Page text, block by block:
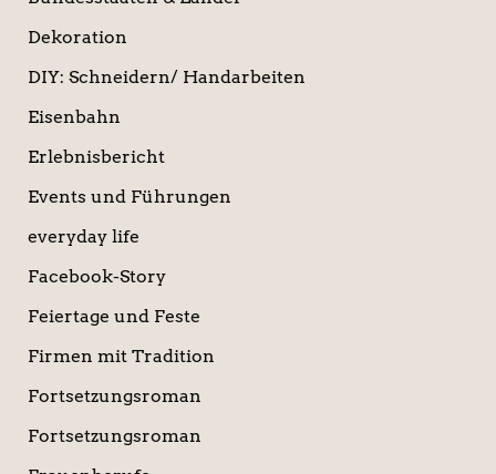
Dekoration
DIY: Schneidern/ Handarbeiten
Eisenbahn
Erlebnisbericht
Events und Führungen
everyday life
Facebook-Story
Feiertage und Feste
Firmen mit Tradition
Fortsetzungsroman
Fortsetzungsroman